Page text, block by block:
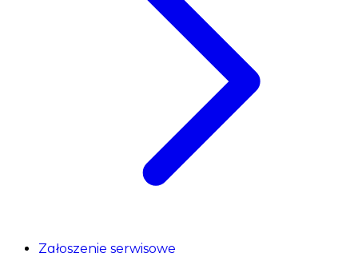
Zgłoszenie serwisowe